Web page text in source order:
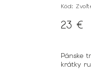
Kód:
23 €
Pánske
krátky